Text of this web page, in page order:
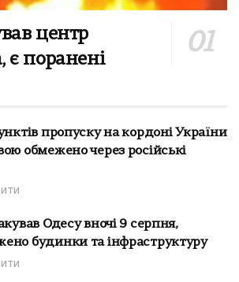
центр
є поранені
пропуску на кордоні України
обмежено через російські
Одесу вночі 9 серпня,
будинки та інфраструктуру